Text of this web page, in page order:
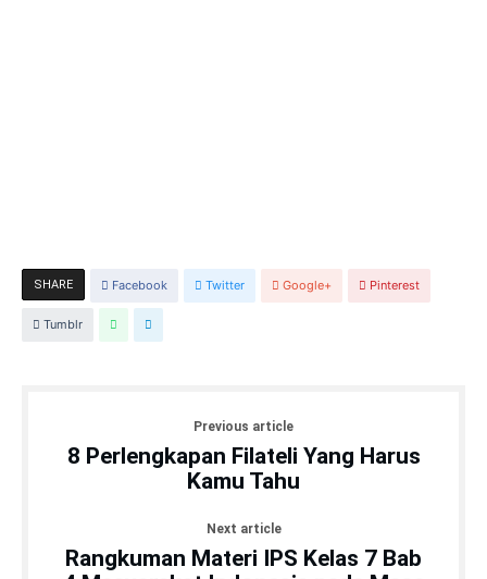
SHARE Facebook Twitter Google+ Pinterest
Tumblr
Previous article
8 Perlengkapan Filateli Yang Harus
Kamu Tahu
Next article
Rangkuman Materi IPS Kelas 7 Bab